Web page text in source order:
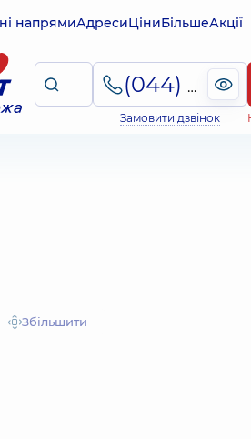
напрямиАдресиЦіниБільшеАкції
(044) 495-2-888
Замовити дзвінок
Збільшити